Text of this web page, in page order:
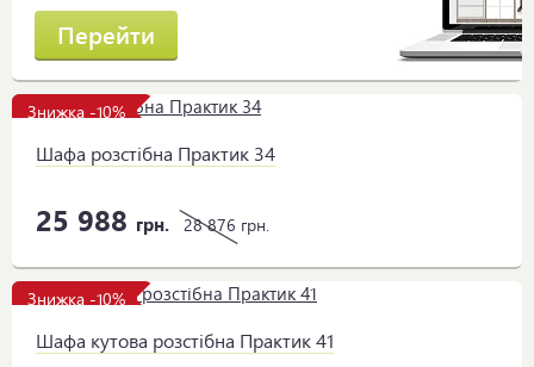
Перейти
Знижка -10%
Шафа розстібна Практик 34
25 988 грн. 28 876 грн.
Знижка -10%
Шафа кутова розстібна Практик 41